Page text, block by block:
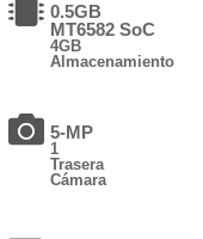
0.5GB
MT6582 SoC
4GB
Almacenamiento
5-MP
1
Trasera
Cámara